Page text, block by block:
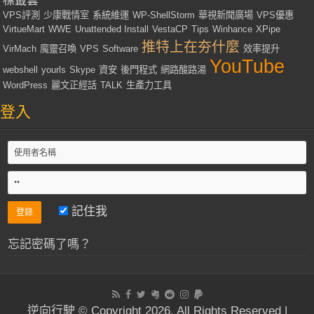
VPS評測 少康戰情室 系統維運 WP-ShellStorm 華視新聞廣場 VPS優惠
VirtueMart WWE Unattended Install VestaCP Tips Winhance XPipe
VirMach 魔靈召喚 VPS Software 推特上在夯什麼 效率提升
webshell
yourls Skype 資安 後門程式 網路酸路湯 YouTube
WordPress 麗文正經話 TALK 生產力工具
登入
記住我
忘記密碼了嗎？
逆向行駛 © Copyright 2026, All Rights Reserved |